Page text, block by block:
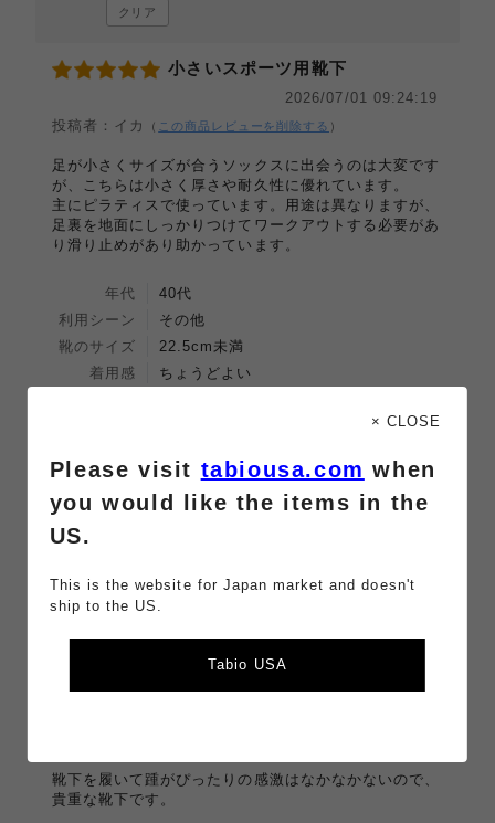
クリア
小さいスポーツ用靴下
2026/07/01 09:24:19
投稿者：イカ
（ この商品レビューを削除する ）
足が小さくサイズが合うソックスに出会うのは大変です
が、こちらは小さく厚さや耐久性に優れています。
主にピラティスで使っています。用途は異なりますが、
足裏を地面にしっかりつけてワークアウトする必要があ
り滑り止めがあり助かっています。
年代
40代
利用シーン
その他
靴のサイズ
22.5cm未満
着用感
ちょうどよい
人の方が参考になったと言っています。
投稿者：なんでもできる母さん （この商品レビューを削
除する）
足が小さいので、小さいサイズの靴下最高です。
普通サイズの靴下では、スポーツをすると靴の中で靴下
靴下を履いて踵がぴったりの感激はなかなかないので、
貴重な靴下です。
× CLOSE
Please visit tabiousa.com when
you would like the items in the
US.
This is the website for Japan market and doesn't
ship to the US.
Tabio USA